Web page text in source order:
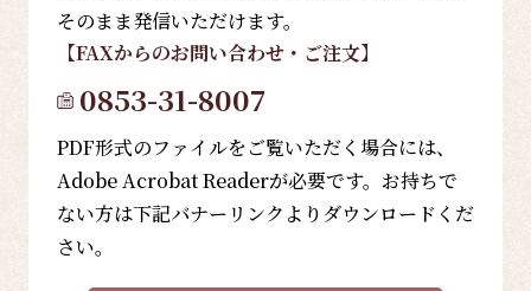
そのまま発信いただけます。
【FAXからのお問い合わせ・ご注文】
0853-31-8007
PDF形式のファイルをご覧いただく場合には、
Adobe Acrobat Readerが必要です。お持ちで
ない方は下記バナーリンクよりダウンロードくだ
さい。